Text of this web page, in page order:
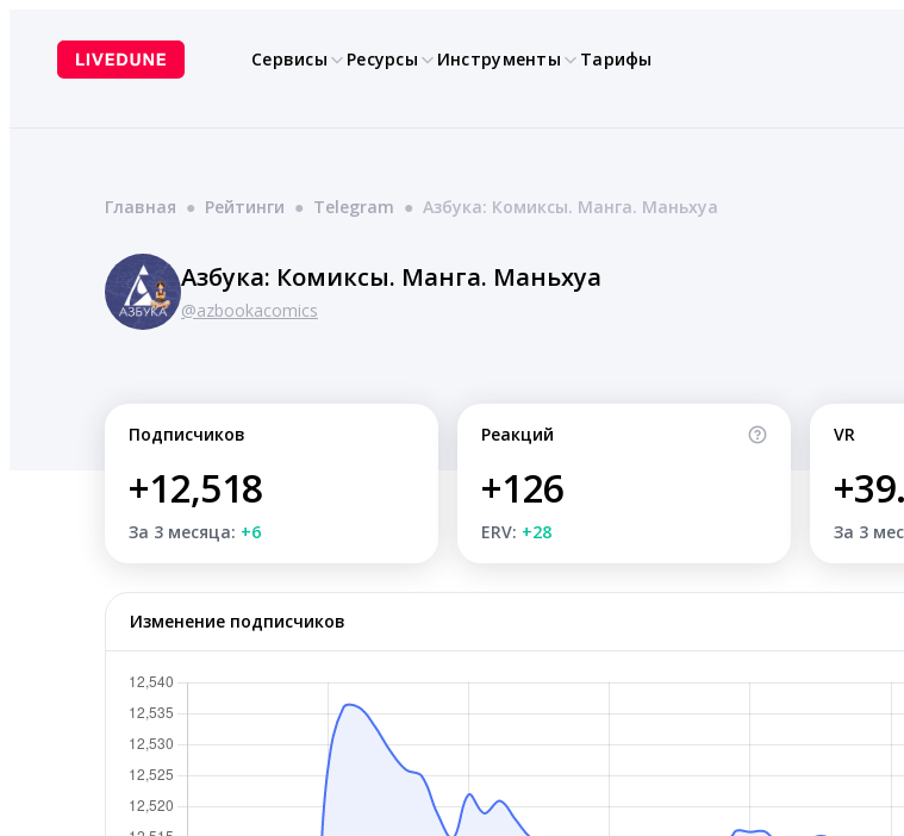
содержимому
Сервисы Ресурсы Инструменты Тарифы
Главная ● Рейтинги ● Telegram ● Азбука: Комиксы. Манга. Маньхуа
Азбука: Комиксы. Манга. Маньхуа
@azbookacomics
Подписчиков
+12,518
За 3 месяца: +6
Реакций
+126
ERV: +28
VR
За 3
Изменение подписчиков